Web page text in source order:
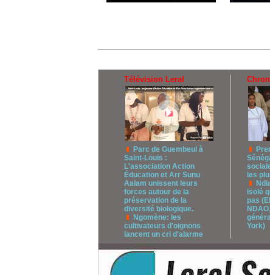
Télévision Leral
Parc de Guembeul à
Saint-Louis :
L'association Action
Éducation et Arr Sunu
Aalam unissent leurs
forces autour de la
préservation de la
diversité biologique.
Ngomène: les
cultivateurs d'oignons
lancent un cri d'alarme
les
isolé
pas
York)